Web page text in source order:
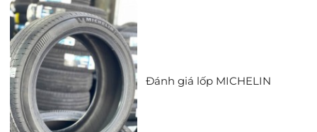
Đánh giá lốp MICHELIN